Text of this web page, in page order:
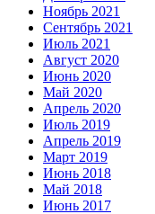
Ноябрь 2021
Сентябрь 2021
Июль 2021
Август 2020
Июнь 2020
Май 2020
Апрель 2020
Июль 2019
Апрель 2019
Март 2019
Июнь 2018
Май 2018
Июнь 2017